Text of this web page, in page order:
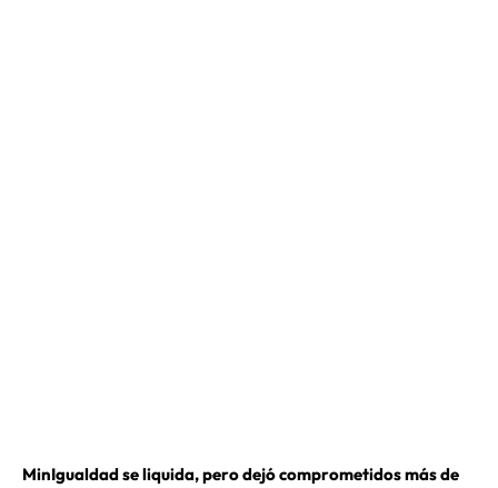
MinIgualdad se liquida, pero dejó comprometidos más de